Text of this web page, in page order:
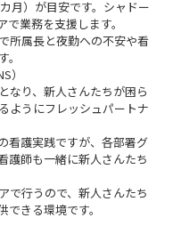
が目安です。シャドー
業務を支援します。
長と夜勤への不安や看
なり、新人さんたちが困ら
ようにフレッシュパートナ
看護実践ですが、各部署グ
護師も一緒に新人さんたち
で行うので、新人さんたち
きる環境です。